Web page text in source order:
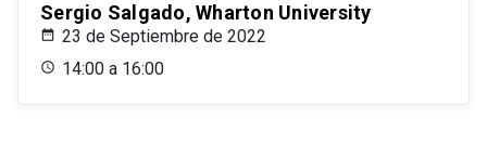
Sergio Salgado, Wharton University
23 de Septiembre de 2022
14:00 a 16:00